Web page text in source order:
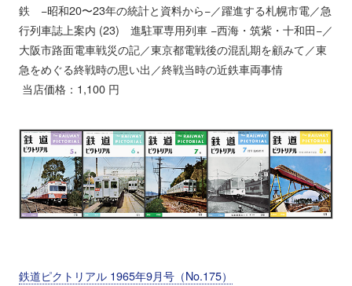
鉄 −昭和20〜23年の統計と資料から−／躍進する札幌市電／急
行列車誌上案内 (23) 進駐軍専用列車 −西海・筑紫・十和田−／
大阪市路面電車戦災の記／東京都電戦後の混乱期を顧みて／東
急をめぐる終戦時の思い出／終戦当時の近鉄車両事情
当店価格：1,100 円
鉄道ピクトリアル 1965年9月号（No.175）